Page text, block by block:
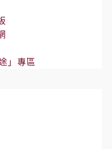
」專區